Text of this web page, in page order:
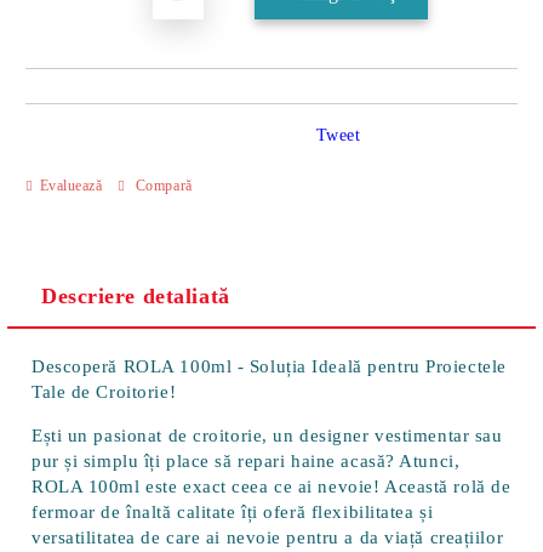
Evaluează Compară
Tweet
Descriere detaliată
Descoperă ROLA 100ml - Soluția Ideală pentru Proiectele
Tale de Croitorie!
Ești un pasionat de croitorie, un designer vestimentar sau
pur și simplu îți place să repari haine acasă? Atunci,
ROLA 100ml este exact ceea ce ai nevoie! Această rolă de
fermoar de înaltă calitate îți oferă flexibilitatea și
versatilitatea de care ai nevoie pentru a da viață creațiilor